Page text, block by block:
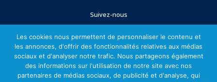
Suivez-nous
Les cookies nous permettent de personnaliser le contenu et
les annonces, d'offrir des fonctionnalités relatives aux médias
sociaux et d'analyser notre trafic. Nous partageons également
des informations sur l'utilisation de notre site avec nos
partenaires de médias sociaux, de publicité et d'analyse, qui